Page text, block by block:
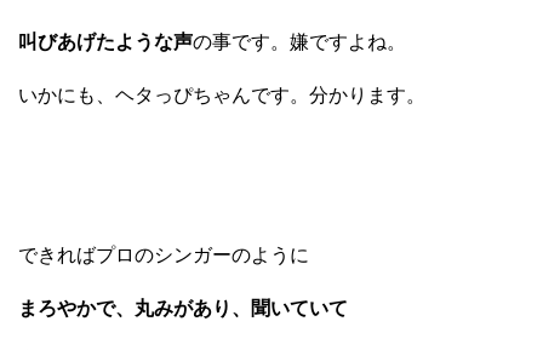
叫びあげたような声の事です。嫌ですよね。
いかにも、ヘタっぴちゃんです。分かります。
できればプロのシンガーのように
まろやかで、丸みがあり、聞いていて